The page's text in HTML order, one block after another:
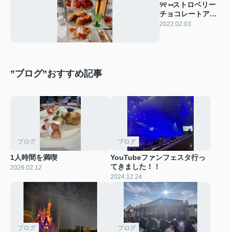
୨୧ ⑅ストロベリー
チョコレートアフ
ターヌーンティー
2022.02.03
”ブログ”おすすめ記事
ブログ
1人時間を満喫
2026.02.12
ブログ
YouTubeファンフェスタ行っ
てきました！！
2024.12.24
ブログ ブログ